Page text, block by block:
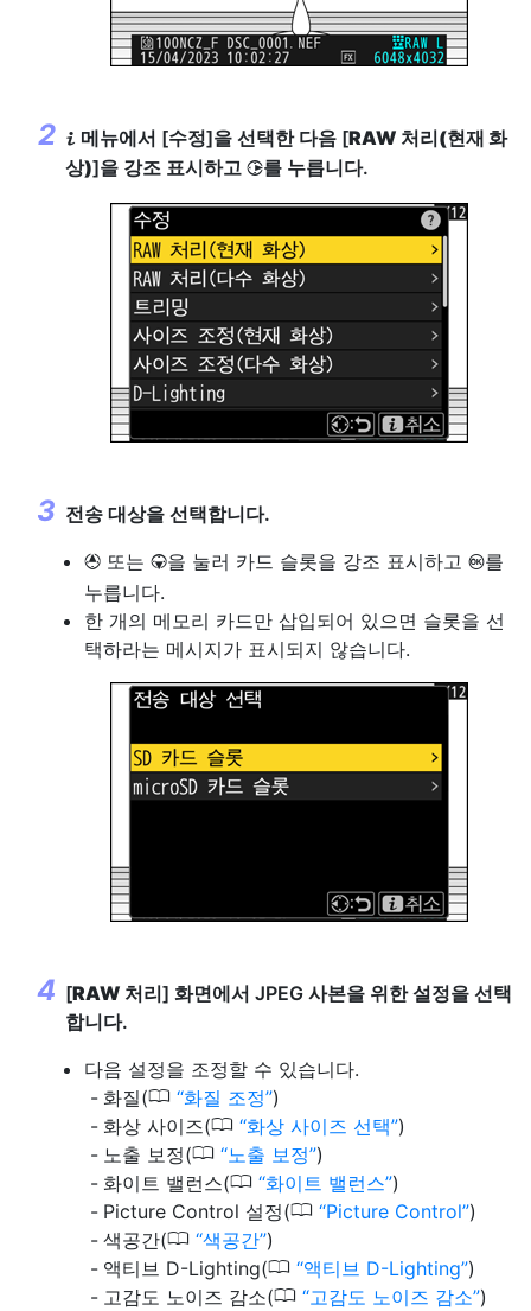
i 메뉴에서 [수정]을 선택한 다음 [RAW 처리(현재 화
상)]을 강조 표시하고 2를 누릅니다.
전송 대상을 선택합니다.
1 또는 3을 눌러 카드 슬롯을 강조 표시하고 J를
누릅니다.
한 개의 메모리 카드만 삽입되어 있으면 슬롯을 선
택하라는 메시지가 표시되지 않습니다.
[RAW 처리] 화면에서 JPEG 사본을 위한 설정을 선택
합니다.
다음 설정을 조정할 수 있습니다.
화질(0 화질 조정 )
화상 사이즈(0 화상 사이즈 선택 )
노출 보정(0 노출 보정 )
화이트 밸런스(0 화이트 밸런스 )
Picture Control 설정(0 Picture Control )
색공간(0 색공간 )
액티브 D-Lighting(0 액티브 D-Lighting )
고감도 노이즈 감소(0 고감도 노이즈 감소 )